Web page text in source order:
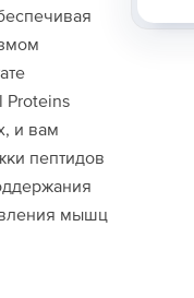
и вам
пептидов
мышц